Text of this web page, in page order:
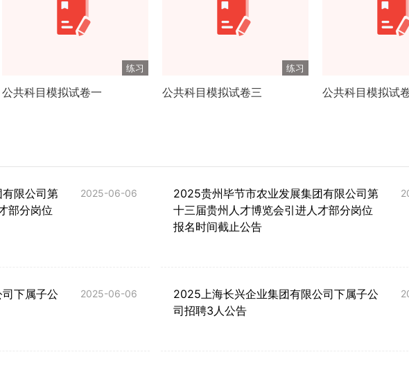
练习
公共科目模拟试卷一
练习
公共科目模拟试卷三 公共科目模拟试
限公司第
部分岗位
2025-06-06
下属子公 2025-06-06
2025贵州毕节市农业发展集团有限公司第
十三届贵州人才博览会引进人才部分岗位
报名时间截止公告
2025上海长兴企业集团有限公司下属子公
司招聘3人公告